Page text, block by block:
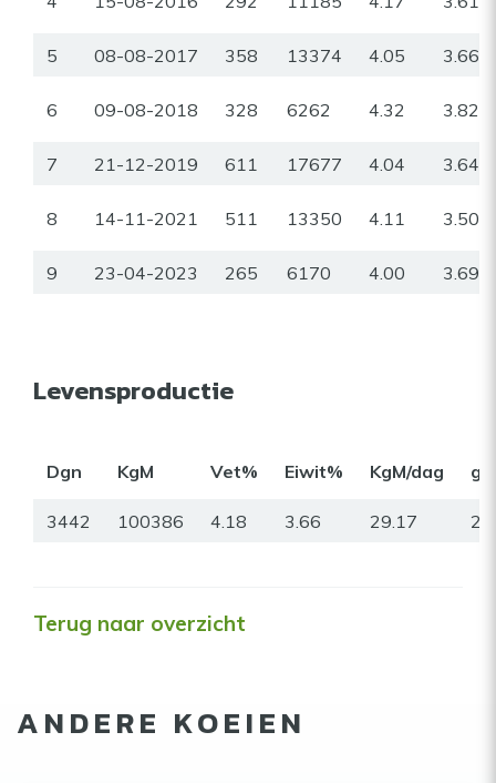
5 08-08-2017 358 13374 4.05 3.66
6 09-08-2018 328 6262 4.32 3.82
7 21-12-2019 611 17677 4.04 3.64
8 14-11-2021 511 13350 4.11 3.50
9 23-04-2023 265 6170 4.00 3.69
Levensproductie
Dgn KgM Vet% Eiwit% KgM/dag gr
3442 100386 4.18 3.66 29.17
Terug naar overzicht
ANDERE KOEIEN